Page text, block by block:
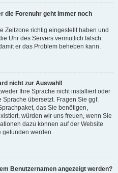
die Forenuhr geht immer noch
Zeitzone richtig eingestellt haben und
Uhr des Servers vermutlich falsch.
er das Problem beheben kann.
nicht zur Auswahl!
Ihre Sprache nicht installiert oder
übersetzt. Fragen Sie ggf.
das Sie benötigen,
würden wir uns freuen, wenn Sie
dazu können auf der Website
gefunden werden.
Benutzernamen angezeigt werden?